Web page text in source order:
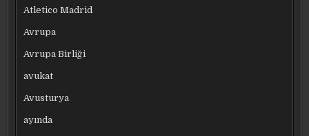
Atletico Madrid
Avrupa
Avrupa Birliği
avukat
Avusturya
ayında